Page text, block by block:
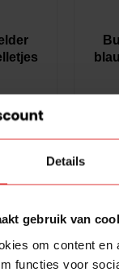
Details
gebruik van
om content en
functies voor